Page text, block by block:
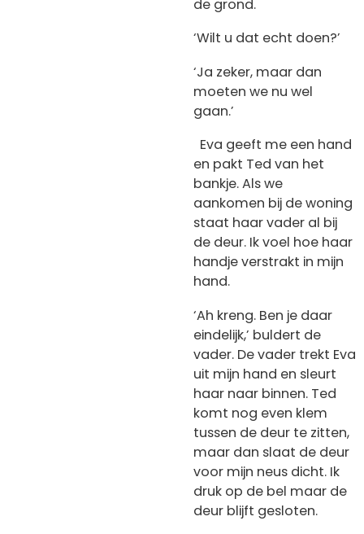
de grond.
‘Wilt u dat echt doen?’
‘Ja zeker, maar dan
moeten we nu wel
gaan.’
Eva geeft me een hand
en pakt Ted van het
bankje. Als we
aankomen bij de woning
staat haar vader al bij
de deur. Ik voel hoe haar
handje verstrakt in mijn
hand.
‘Ah kreng. Ben je daar
eindelijk,’ buldert de
vader. De vader trekt Eva
uit mijn hand en sleurt
haar naar binnen. Ted
komt nog even klem
tussen de deur te zitten,
maar dan slaat de deur
voor mijn neus dicht. Ik
druk op de bel maar de
deur blijft gesloten.